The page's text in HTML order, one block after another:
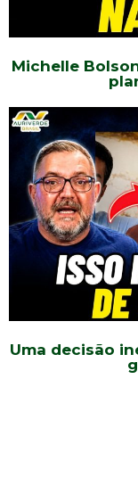
Michelle
Uma decisão